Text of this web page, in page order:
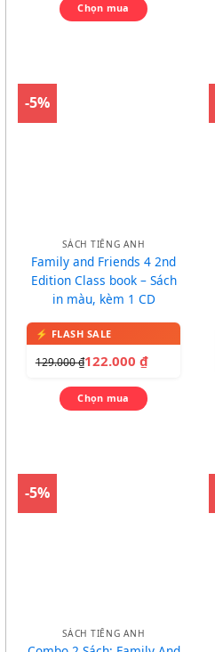
Chọn mua
-5%
SÁCH TIẾNG ANH
Family and Friends 4 2nd
Edition Class book – Sách
in màu, kèm 1 CD
129.000₫122.000 ₫
Chọn mua
-5%
SÁCH TIẾNG ANH